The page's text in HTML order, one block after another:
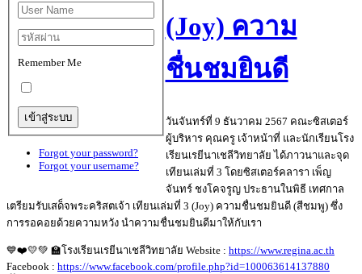
Remember Me
Forgot your password?
Forgot your username?
(Joy) ความ
ชื่นชมยินดี
วันจันทร์ที่ 9 ธันวาคม 2567 คณะซิสเตอร์
ผู้บริหาร คุณครู เจ้าหน้าที่ และนักเรียนโรง
เรียนเรยีนาเชลีวิทยาลัย ได้ภาวนาและจุด
เทียนเล่มที่ 3 โดยซิสเตอร์คลารา เพ็ญ
จันทร์ ชงโคจรูญ ประธานในพิธี เทศกาล
เตรียมรับเสด็จพระคริสตเจ้า เทียนเล่มที่ 3 (Joy) ความชื่นชมยินดี (สีชมพู) ซึ่ง
การรอคอยด้วยความหวัง นำความชื่นชมยินดีมาให้กับเรา
💙❤️💛💚 🏫โรงเรียนเรยีนาเชลีวิทยาลัย Website : https://www.regina.ac.th
Facebook : https://www.facebook.com/profile.php?id=100063614137880